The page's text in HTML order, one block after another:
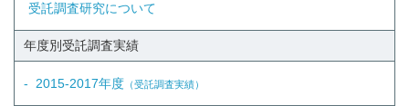
受託調査研究について
年度別受託調査実績
2015-2017年度 （受託調査実績）